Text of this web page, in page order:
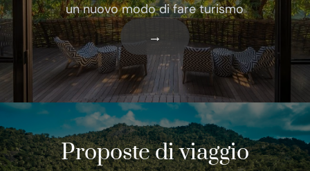
un nuovo modo di fare turismo
→
Proposte di viaggio